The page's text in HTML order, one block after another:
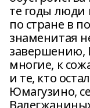
те годы люди
по стране в
знаменитая
завершению,
многие, к
и те, кто
Юмагузино,